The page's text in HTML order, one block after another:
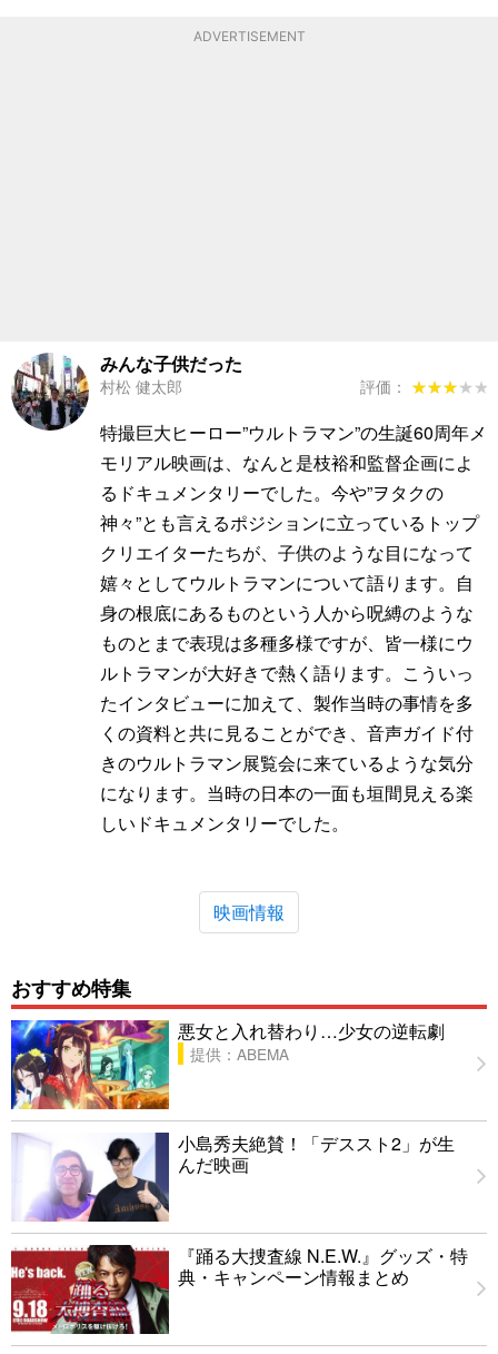
ADVERTISEMENT
みんな子供だった
村松 健太郎 評価： ★★★★★
★★★★★
特撮巨大ヒーロー”ウルトラマン”の生誕60周年メ
モリアル映画は、なんと是枝裕和監督企画によ
るドキュメンタリーでした。今や”ヲタクの
神々”とも言えるポジションに立っているトップ
クリエイターたちが、子供のような目になって
嬉々としてウルトラマンについて語ります。自
身の根底にあるものという人から呪縛のような
ものとまで表現は多種多様ですが、皆一様にウ
ルトラマンが大好きで熱く語ります。こういっ
たインタビューに加えて、製作当時の事情を多
くの資料と共に見ることができ、音声ガイド付
きのウルトラマン展覧会に来ているような気分
になります。当時の日本の一面も垣間見える楽
しいドキュメンタリーでした。
映画情報
おすすめ特集
悪女と入れ替わり…少女の逆転劇
提供：ABEMA
小島秀夫絶賛！「デススト2」が生
んだ映画
『踊る大捜査線 N.E.W.』グッズ・特
典・キャンペーン情報まとめ